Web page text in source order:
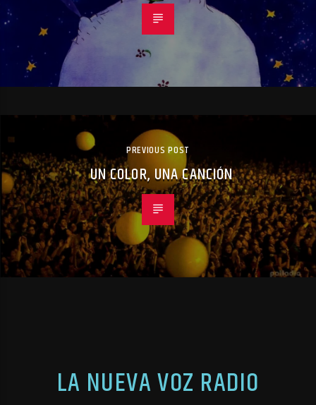
PREVIOUS POST
UN COLOR, UNA CANCIÓN
LA NUEVA VOZ RADIO